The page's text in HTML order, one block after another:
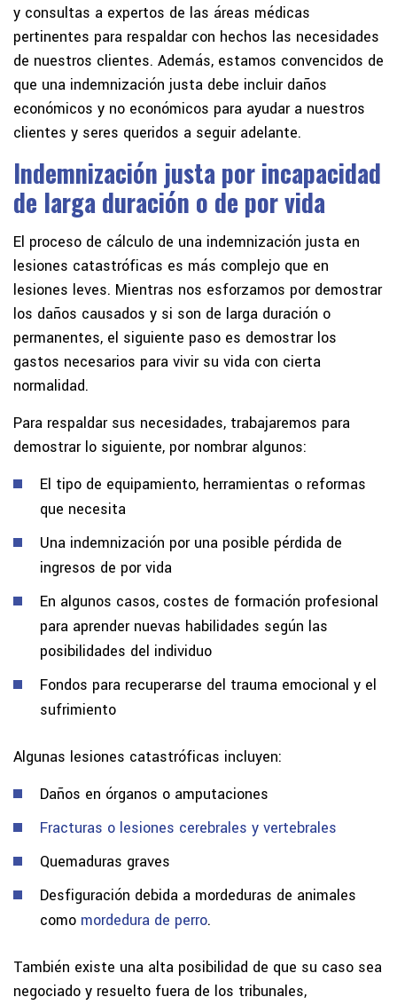
y consultas a expertos de las áreas médicas
pertinentes para respaldar con hechos las necesidades
de nuestros clientes. Además, estamos convencidos de
que una indemnización justa debe incluir daños
económicos y no económicos para ayudar a nuestros
clientes y seres queridos a seguir adelante.
Indemnización justa por incapacidad
de larga duración o de por vida
El proceso de cálculo de una indemnización justa en
lesiones catastróficas es más complejo que en
lesiones leves. Mientras nos esforzamos por demostrar
los daños causados y si son de larga duración o
permanentes, el siguiente paso es demostrar los
gastos necesarios para vivir su vida con cierta
normalidad.
Para respaldar sus necesidades, trabajaremos para
demostrar lo siguiente, por nombrar algunos:
El tipo de equipamiento, herramientas o reformas
que necesita
Una indemnización por una posible pérdida de
ingresos de por vida
En algunos casos, costes de formación profesional
para aprender nuevas habilidades según las
posibilidades del individuo
Fondos para recuperarse del trauma emocional y el
sufrimiento
Algunas lesiones catastróficas incluyen:
Daños en órganos o amputaciones
Fracturas o lesiones cerebrales y vertebrales
Quemaduras graves
Desfiguración debida a mordeduras de animales
como mordedura de perro.
También existe una alta posibilidad de que su caso sea
negociado y resuelto fuera de los tribunales,